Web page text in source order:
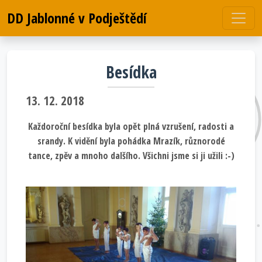
DD Jablonné v Podještědí
Besídka
13. 12. 2018
Každoroční besídka byla opět plná vzrušení, radosti a
srandy. K vidění byla pohádka Mrazík, různorodé
tance, zpěv a mnoho dalšího. Všichni jsme si ji užili :-)